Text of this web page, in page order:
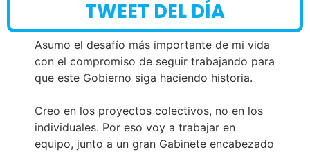
TWEET DEL DÍA
Asumo el desafío más importante de mi vida
con el compromiso de seguir trabajando para
que este Gobierno siga haciendo historia.
Creo en los proyectos colectivos, no en los
individuales. Por eso voy a trabajar en
equipo, junto a un gran Gabinete encabezado